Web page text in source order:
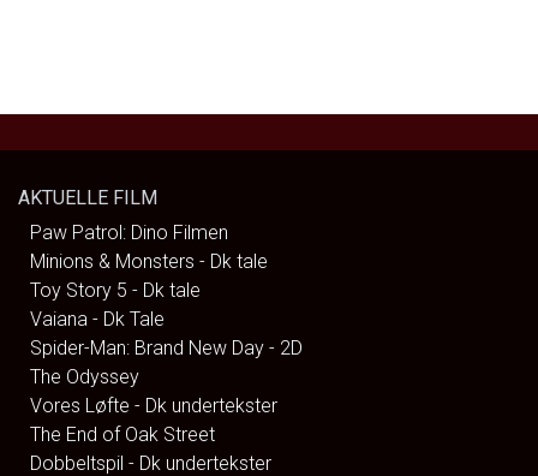
AKTUELLE FILM
Paw Patrol: Dino Filmen
Minions & Monsters - Dk tale
Toy Story 5 - Dk tale
Vaiana - Dk Tale
Spider-Man: Brand New Day - 2D
The Odyssey
Vores Løfte - Dk undertekster
The End of Oak Street
Dobbeltspil - Dk undertekster